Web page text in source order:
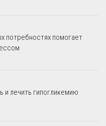
потребностях помогает
и лечить гипогликемию